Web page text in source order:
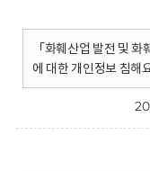
「화훼산업 발전 및
에 대한 개인정보 침해